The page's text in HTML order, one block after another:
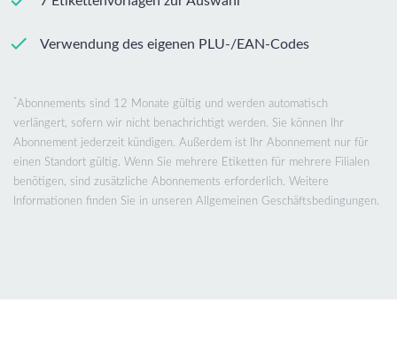
Verwendung des eigenen PLU-/EAN-Codes
*Abonnements sind 12 Monate gültig und werden automatisch
verlängert, sofern wir nicht benachrichtigt werden. Sie können Ihr
Abonnement jederzeit kündigen. Außerdem ist Ihr Abonnement nur für
einen Standort gültig. Wenn Sie mehrere Etiketten für mehrere Filialen
benötigen, sind zusätzliche Abonnements erforderlich. Weitere
Informationen finden Sie in unseren Allgemeinen Geschäftsbedingungen.